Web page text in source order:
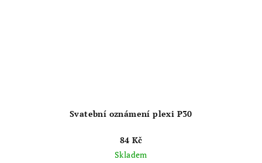
Svatební oznámení plexi P30
84 Kč
Skladem